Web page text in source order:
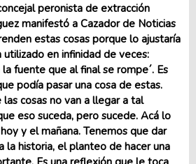
peronista de extracción
manifestó a Cazador de Noticias
estas cosas porque lo ajustaría
en infinidad de veces:
fuente que al final se rompe´. Es
podía pasar una cosa de estas.
cosas no van a llegar a tal
eso suceda, pero sucede. Acá lo
y el mañana. Tenemos que dar
la historia, el planteo de hacer una